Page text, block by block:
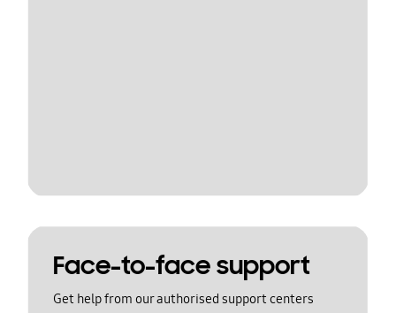
Face-to-face support
Get help from our authorised support centers